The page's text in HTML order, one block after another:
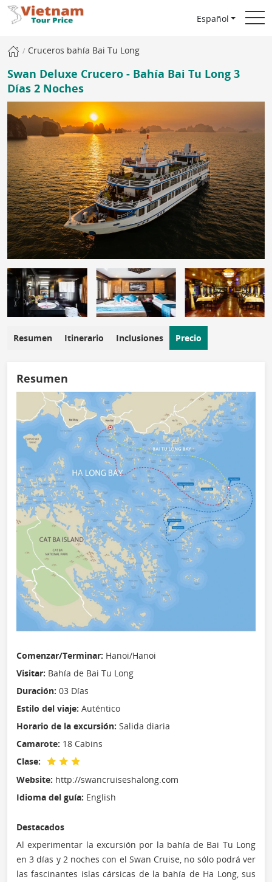
Español
Cruceros bahía Bai Tu Long
Swan Deluxe Crucero - Bahía Bai Tu Long 3
Días 2 Noches
Resumen Itinerario Inclusiones Precio
Resumen
Comenzar/Terminar: Hanoi/Hanoi
Visitar: Bahía de Bai Tu Long
Duración: 03 Días
Estilo del viaje: Auténtico
Horario de la excursión: Salida diaria
Camarote: 18 Cabins
Clase:
Website: http://swancruiseshalong.com
Idioma del guía: English
Destacados
Al experimentar la excursión por la bahía de Bai Tu Long
en 3 días y 2 noches con el Swan Cruise, no sólo podrá ver
las fascinantes islas cársicas de la bahía de Ha Long, sus